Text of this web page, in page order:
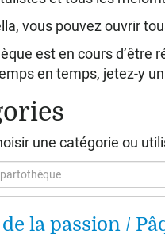
vous pouvez ouvrir
est en cours d’être
en temps, jetez-y
une catégorie ou
la passion /